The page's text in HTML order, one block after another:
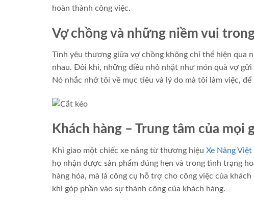
hoàn thành công việc.
Vợ chồng và những niềm vui
Tình yêu thương giữa vợ chồng không chỉ thể hiện qua
nhau. Đôi khi, những điều nhỏ nhặt như món quà vợ
Nó nhắc nhớ tôi về mục tiêu và lý do mà tôi làm việc,
Khách hàng – Trung tâm của mọi
Khi giao một chiếc xe nâng từ thương hiệu Xe Nâng Việt
họ nhận được sản phẩm đúng hẹn và trong tình trạng
hàng hóa, mà là công cụ hỗ trợ cho công việc của
khi góp phần vào sự thành công của khách hàng.